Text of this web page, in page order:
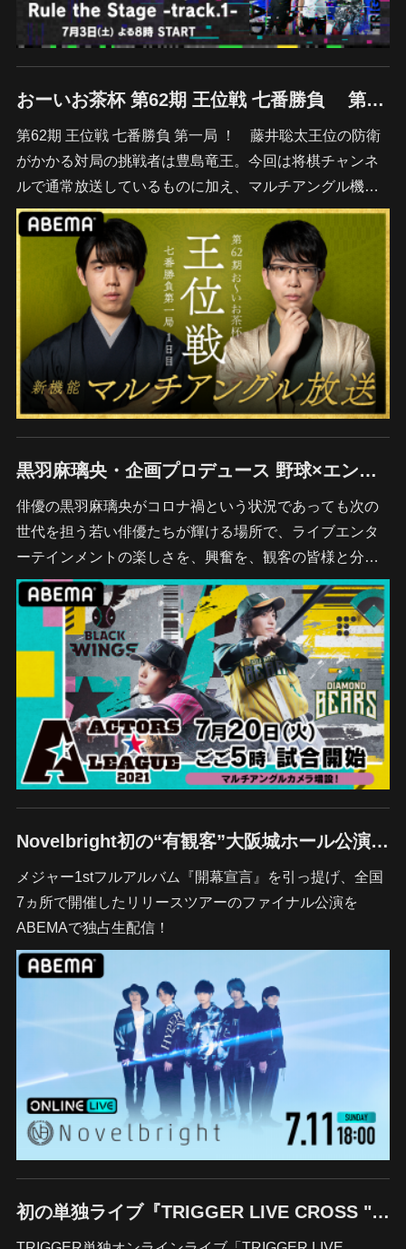
おーいお茶杯 第62期 王位戦 七番勝負 第一局 藤井聡太王位 対 豊島将之竜王
第62期 王位戦 七番勝負 第一局 ！ 藤井聡太王位の防衛
がかかる対局の挑戦者は豊島竜王。今回は将棋チャンネ
ルで通常放送しているものに加え、マルチアングル機…
黒羽麻璃央・企画プロデュース 野球×エンターテインメントのドリームマッチ『ACTORS☆LEAGUE 2021』を 7月20日（火）17時より独占生配信決定！
俳優の黒羽麻璃央がコロナ禍という状況であっても次の
世代を担う若い俳優たちが輝ける場所で、ライブエンタ
ーテインメントの楽しさを、興奮を、観客の皆様と分…
Novelbright初の“有観客”大阪城ホール公演 『Novelbright ～新章・開幕宣言～TOUR FINAL@大阪城ホール』を7月11日（日）18時より独占生配信が決定！
メジャー1stフルアルバム『開幕宣言』を引っ提げ、全国
7ヵ所で開催したリリースツアーのファイナル公演を
ABEMAで独占生配信！
初の単独ライブ『TRIGGER LIVE CROSS "VALIANT"』